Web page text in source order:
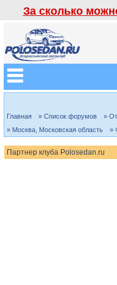
За сколько
Главная » Список форумов
»
» Москва, Московская область
»
Партнер клуба Polosedan.ru